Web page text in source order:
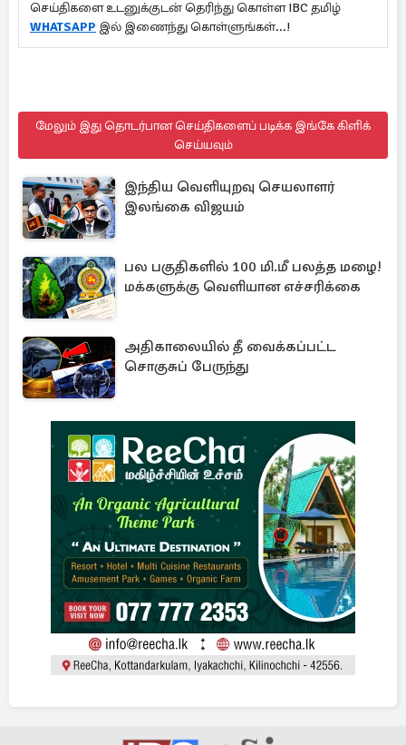
செய்திகளை உடனுக்குடன் தெரிந்து கொள்ள IBC தமிழ்
WHATSAPP இல் இணைந்து கொள்ளுங்கள்...!
மேலும் இது தொடர்பான செய்திகளைப் படிக்க இங்கே கிளிக்
செய்யவும்
இந்திய வெளியுறவு செயலாளர்
இலங்கை விஜயம்
பல பகுதிகளில் 100 மி.மீ பலத்த மழை!
மக்களுக்கு வெளியான எச்சரிக்கை
அதிகாலையில் தீ வைக்கப்பட்ட
சொகுசுப் பேருந்து